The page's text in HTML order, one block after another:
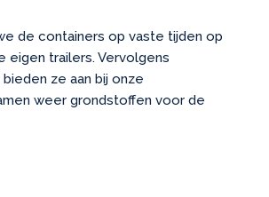
de containers op vaste tijden op
eigen trailers. Vervolgens
ze aan bij onze
weer grondstoffen voor de